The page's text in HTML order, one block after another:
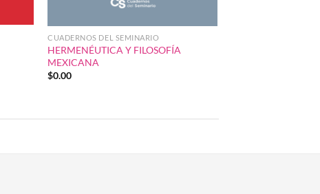
CUADERNOS DEL SEMINARIO
HERMENÉUTICA Y FILOSOFÍA
MEXICANA
$0.00